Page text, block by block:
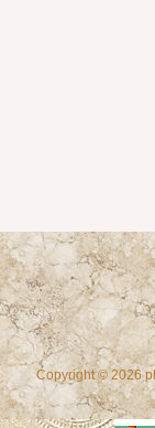
Copyright © 2026